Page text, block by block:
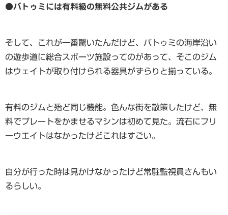
●バトゥミには有料級の無料公共ジムがある
そして、これが一番驚いたんだけど、バトゥミの海岸沿い
の遊歩道に総合スポーツ施設ってのがあって、そこのジム
はウェイトが取り付けられる器具がずらりと揃っている。
有料のジムと殆ど同じ機能。色んな街を散策したけど、無
料でプレートをかませるマシンは初めて見た。流石にフリ
ーウエイトはなかったけどこれはすごい。
自分が行った時は見かけなかったけど常駐監視員さんもい
るらしい。